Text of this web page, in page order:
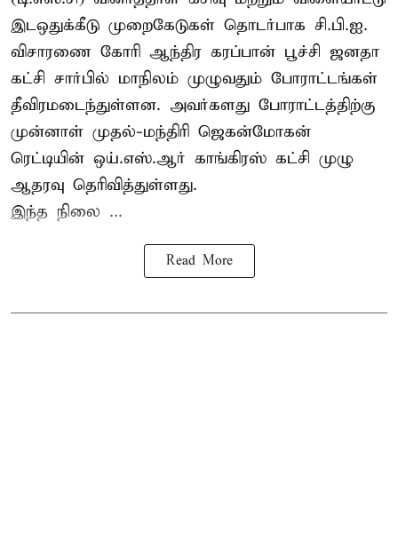
இடஒதுக்கீடு முறைகேடுகள் தொடர்பாக சி.பி.ஐ.
விசாரணை கோரி ஆந்திர கரப்பான் பூச்சி ஜனதா
கட்சி சார்பில் மாநிலம் முழுவதும் போராட்டங்கள்
தீவிரமடைந்துள்ளன. அவர்களது போராட்டத்திற்கு
முன்னாள் முதல்-மந்திரி ஜெகன்மோகன்
ரெட்டியின் ஒய்.எஸ்.ஆர் காங்கிரஸ் கட்சி முழு
ஆதரவு தெரிவித்துள்ளது.
இந்த நிலை ...
Read More